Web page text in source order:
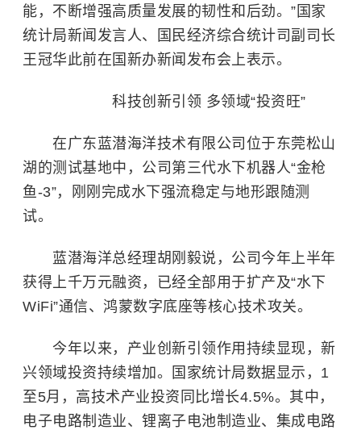
能，不断增强高质量发展的韧性和后劲。”国家
统计局新闻发言人、国民经济综合统计司副司长
王冠华此前在国新办新闻发布会上表示。
科技创新引领 多领域“投资旺”
在广东蓝潜海洋技术有限公司位于东莞松山
湖的测试基地中，公司第三代水下机器人“金枪
鱼-3”，刚刚完成水下强流稳定与地形跟随测
试。
蓝潜海洋总经理胡刚毅说，公司今年上半年
获得上千万元融资 ，已经全部用于扩产及“水下
WiFi”通信、鸿蒙数字底座等核心技术攻关。
今年以来，产业创新引领作用持续显现，新
兴领域投资持续增加。国家统计局数据显示，1
至5月，高技术产业投资同比增长4.5%。其中，
电子电路制造业、锂离子电池制造业、集成电路